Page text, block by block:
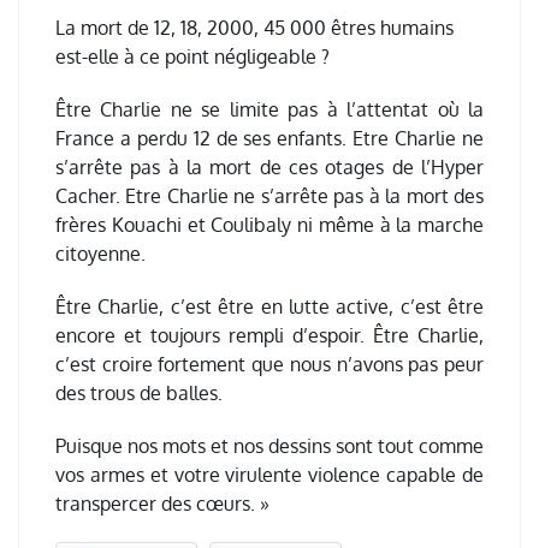
La mort de 12, 18, 2000, 45 000 êtres humains
est-elle à ce point négligeable ?
Être Charlie ne se limite pas à l’attentat où la
France a perdu 12 de ses enfants. Etre Charlie ne
s’arrête pas à la mort de ces otages de l’Hyper
Cacher. Etre Charlie ne s’arrête pas à la mort des
frères Kouachi et Coulibaly ni même à la marche
citoyenne.
Être Charlie, c’est être en lutte active, c’est être
encore et toujours rempli d’espoir. Être Charlie,
c’est croire fortement que nous n’avons pas peur
des trous de balles.
Puisque nos mots et nos dessins sont tout comme
vos armes et votre virulente violence capable de
transpercer des cœurs. »